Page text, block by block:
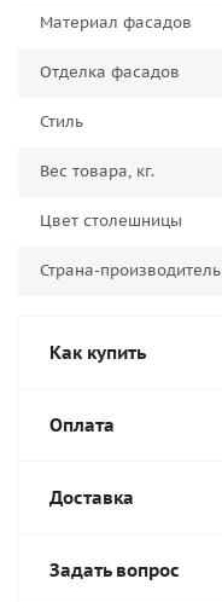
Материал фасадов
Отделка фасадов
Стиль
Вес товара, кг.
Цвет столешницы
Страна-производитель
Как купить
Оплата
Доставка
Задать вопрос